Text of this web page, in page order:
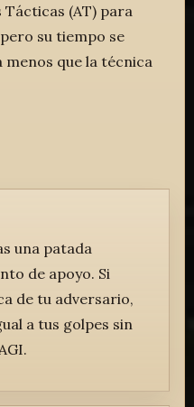
(AT) para
su tiempo se
menos que la técnica
una patada
de apoyo. Si
de tu adversario,
a tus golpes sin